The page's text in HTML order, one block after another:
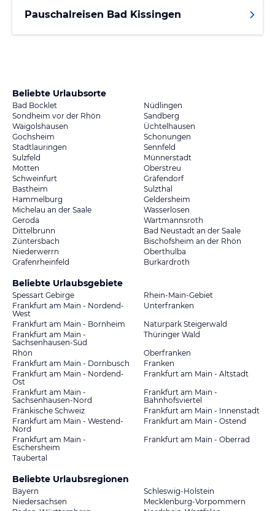
Pauschalreisen Bad Kissingen
Beliebte Urlaubsorte
Bad Bocklet
Nüdlingen
Sondheim vor der Rhön
Sandberg
Waigolshausen
Üchtelhausen
Gochsheim
Schonungen
Stadtlauringen
Sennfeld
Sulzfeld
Münnerstadt
Motten
Oberstreu
Schweinfurt
Gräfendorf
Bastheim
Sulzthal
Hammelburg
Geldersheim
Michelau an der Saale
Wasserlosen
Geroda
Wartmannsroth
Dittelbrunn
Bad Neustadt an der Saale
Züntersbach
Bischofsheim an der Rhön
Niederwerrn
Oberthulba
Grafenrheinfeld
Burkardroth
Beliebte Urlaubsgebiete
Spessart Gebirge
Rhein-Main-Gebiet
Frankfurt am Main - Nordend-
West
Unterfranken
Frankfurt am Main - Bornheim
Naturpark Steigerwald
Frankfurt am Main -
Sachsenhausen-Süd
Thüringer Wald
Rhön
Oberfranken
Frankfurt am Main - Dornbusch
Franken
Frankfurt am Main - Nordend-
Ost
Frankfurt am Main - Altstadt
Frankfurt am Main -
Sachsenhausen-Nord
Frankfurt am Main -
Bahnhofsviertel
Fränkische Schweiz
Frankfurt am Main - Innenstadt
Frankfurt am Main - Westend-
Nord
Frankfurt am Main - Ostend
Frankfurt am Main -
Eschersheim
Frankfurt am Main - Oberrad
Taubertal
Beliebte Urlaubsregionen
Bayern
Schleswig-Holstein
Niedersachsen
Mecklenburg-Vorpommern